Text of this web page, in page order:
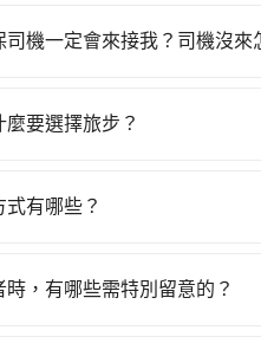
元車資，而且更會額外浪
汽車保險與可能的罰單都
在開樂透一樣。另外，偶
時，就顯得非常不便。
至台中市東勢區當地唯一
有27%會採現場議價，建
機一定會來接我？司機沒來
、車牌、車型等資訊，如
要選擇旅步？
定，並致力於提供高品質
有哪些？
車：乘坐計程車到達或離開
，有哪些需特別留意的？